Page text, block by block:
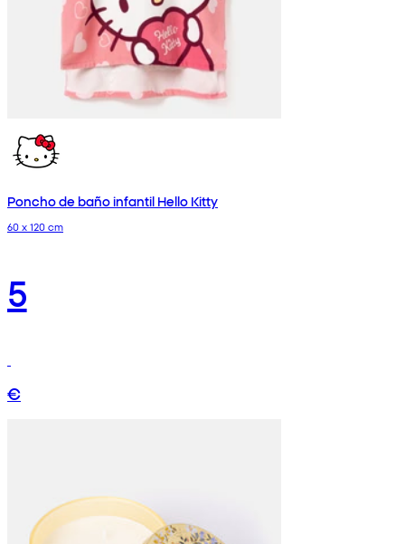
Poncho de baño infantil Hello Kitty
60 x 120 cm
5
€